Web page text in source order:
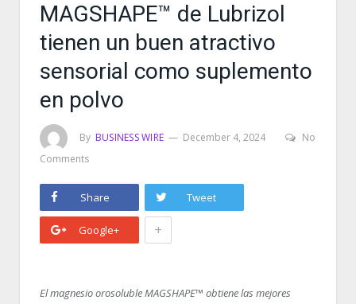
MAGSHAPE™ de Lubrizol
tienen un buen atractivo
sensorial como suplemento
en polvo
By BUSINESS WIRE December 4, 2024
No
Comments
Share Tweet
Google+ +
El magnesio orosoluble MAGSHAPE™ obtiene las mejores